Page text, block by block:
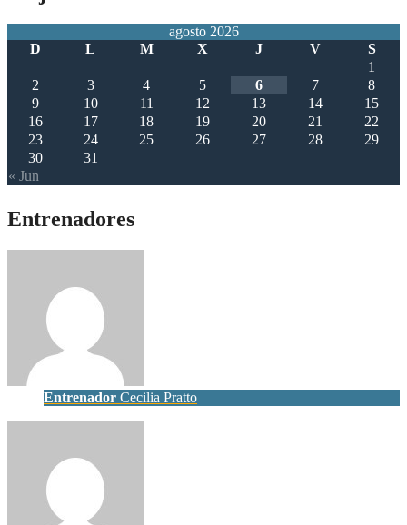
agosto 2026
D
L M X J V S
« Jun
1
2
3 4 5 6 7
8
9
10 11 12 13 14
15
16
17 18 19 20 21
22
23
24 25 26 27 28
29
30
31
Entrenadores
Entrenador Cecilia Pratto